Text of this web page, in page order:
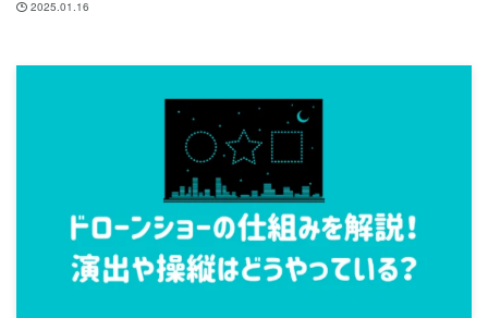
2025.01.16